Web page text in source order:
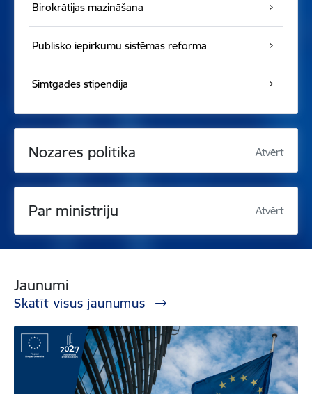
Birokrātijas mazināšana
Publisko iepirkumu sistēmas reforma
Simtgades stipendija
Nozares politika Atvērt
Par ministriju Atvērt
Jaunumi
Skatīt visus jaunumus